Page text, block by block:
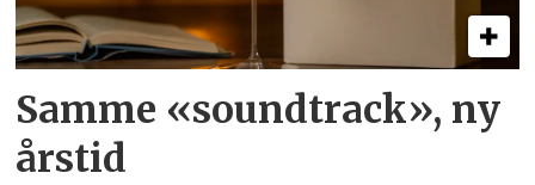
Samme «soundtrack», ny
årstid